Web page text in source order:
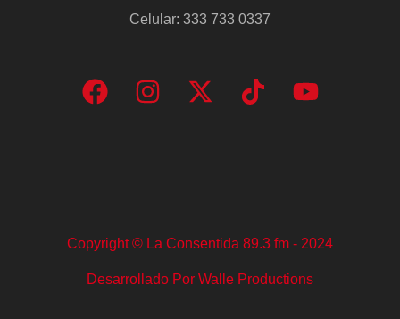
Celular: 333 733 0337
Copyright © La Consentida 89.3 fm - 2024
Desarrollado Por Walle Productions